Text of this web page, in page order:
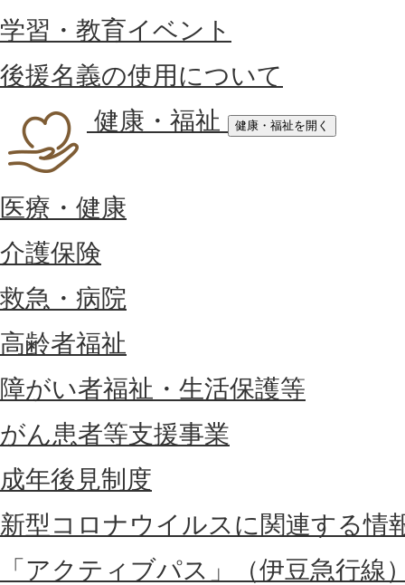
学習・教育イベント
後援名義の使用について
健康・福祉
健康・福祉を開く
医療・健康
介護保険
救急・病院
高齢者福祉
障がい者福祉・生活保護等
がん患者等支援事業
成年後見制度
新型コロナウイルスに関連する情
「アクティブパス」（伊豆急行線